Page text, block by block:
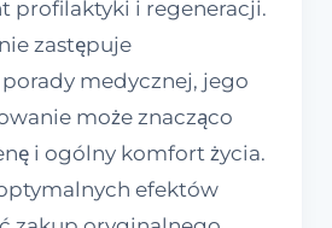
profilaktyki i regeneracji.
zastępuje
medycznej, jego
może znacząco
i ogólny komfort życia.
efektów